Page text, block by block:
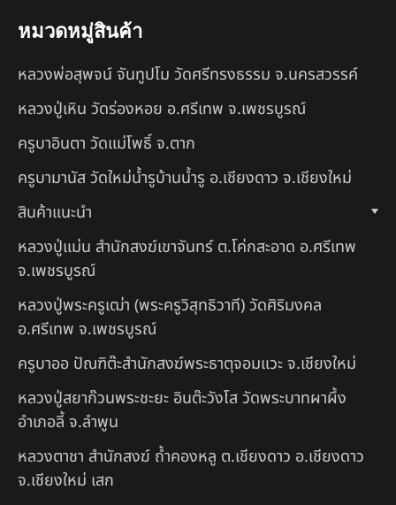
หมวดหมู่สินค้า
หลวงพ่อสุพจน์ จันทูปโม วัดศรีทรงธรรม จ.นครสวรรค์
หลวงปู่เหิน วัดร่องหอย อ.ศรีเทพ จ.เพชรบูรณ์
ครูบาอินตา วัดแม่โพธิ์ จ.ตาก
ครูบามานัส วัดใหม่น้ำรูบ้านน้ำรู อ.เชียงดาว จ.เชียงใหม่
สินค้าแนะนำ
หลวงปู่แม่น สำนักสงฆ์เขาจันทร์ ต.โค่กสะอาด อ.ศรีเทพ
จ.เพชรบูรณ์
หลวงปู่พระครูเฒ่า (พระครูวิสุทธิวาที) วัดศิริมงคล
อ.ศรีเทพ จ.เพชรบูรณ์
ครูบาออ ปัณฑิต๊ะสำนักสงฆ์พระธาตุจอมแวะ จ.เชียงใหม่
หลวงปู่สยาก๊วนพระชะยะ อินต๊ะวังโส วัดพระบาทผาผึ้ง
อำเภอลี้ จ.ลำพูน
หลวงตาชา สำนักสงฆ์ ถ้ำคองหลู ต.เชียงดาว อ.เชียงดาว
จ.เชียงใหม่ เสก